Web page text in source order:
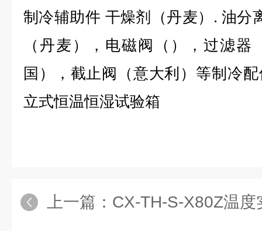
制冷辅助件 干燥剂（丹麦）. 油分
（丹麦），电磁阀（），过滤
国），截止阀（意大利）等制冷
立式恒温恒湿试验箱
上一篇： CX-TH-S-X80Z温度实